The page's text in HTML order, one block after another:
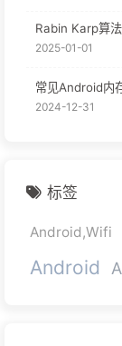
Rabin Karp算法
2025-01-01
常见Android内
2024-12-31
标签
Android,Wifi
Android